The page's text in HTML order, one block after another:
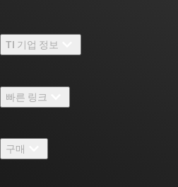
TI 기업 정보
채용
뉴스룸
빠른 링크
TI E2E™ 설계 지원 포럼
구매